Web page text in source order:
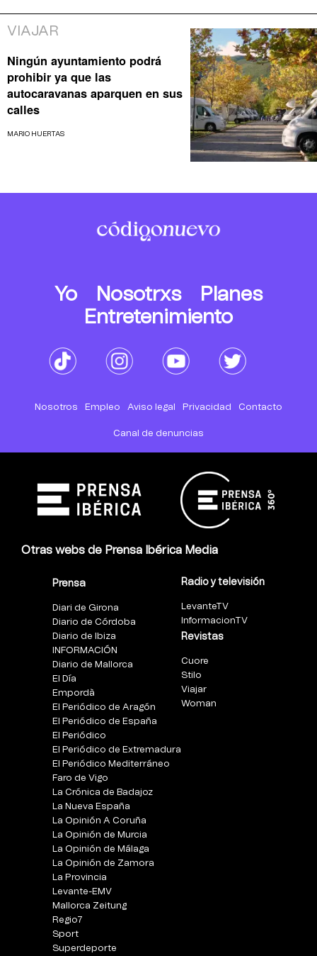
VIAJAR
Ningún ayuntamiento podrá
prohibir ya que las
autocaravanas aparquen en sus
calles
MARIO HUERTAS
Yo Nosotrxs
Planes
Entretenimiento
Nosotros Empleo Aviso legal Privacidad Contacto
Canal de denuncias
Otras webs de Prensa Ibérica Media
Prensa
Diari de Girona
Diario de Córdoba
Diario de Ibiza
INFORMACIÓN
Diario de Mallorca
El Día
Empordà
El Periódico de Aragón
El Periódico de España
El Periódico
El Periódico de Extremadura
El Periódico Mediterráneo
Faro de Vigo
La Crónica de Badajoz
La Nueva España
La Opinión A Coruña
La Opinión de Murcia
La Opinión de Málaga
La Opinión de Zamora
La Provincia
Levante-EMV
Mallorca Zeitung
Regio7
Sport
Superdeporte
Radio y televisión
LevanteTV
InformacionTV
Revistas
Cuore
Stilo
Viajar
Woman